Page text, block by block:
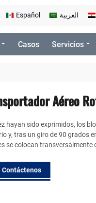
Español العربية
Casos Servicios
Aéreo
hayan sido exprimidos, los
y, tras un giro de 90 grados
se colocan transversalmente
Contáctenos